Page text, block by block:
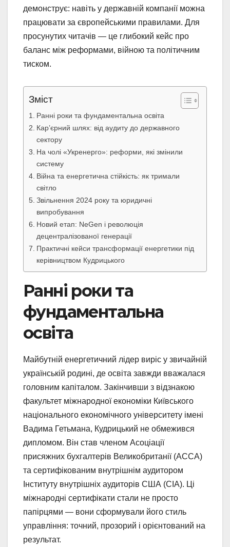
демонструє: навіть у державній компанії можна
працювати за європейськими правилами. Для
просунутих читачів — це глибокий кейс про
баланс між реформами, війною та політичним
тиском.
Зміст
Ранні роки та фундаментальна освіта
Кар’єрний шлях: від аудиту до державного
сектору
На чолі «Укренерго»: реформи, які змінили
систему
Війна та енергетична стійкість: як тримали
світло
Звільнення 2024 року та юридичні
випробування
Новий етап: NeGen і революція
децентралізованої генерації
Практичні кейси трансформації енергетики під
керівництвом Кудрицького
Ранні роки та
фундаментальна
освіта
Майбутній енергетичний лідер виріс у звичайній
українській родині, де освіта завжди вважалася
головним капіталом. Закінчивши з відзнакою
факультет міжнародної економіки Київського
національного економічного університету імені
Вадима Гетьмана, Кудрицький не обмежився
дипломом. Він став членом Асоціації
присяжних бухгалтерів Великобританії (ACCA)
та сертифікованим внутрішнім аудитором
Інституту внутрішніх аудиторів США (CIA). Ці
міжнародні сертифікати стали не просто
папірцями — вони сформували його стиль
управління: точний, прозорий і орієнтований на
результат.